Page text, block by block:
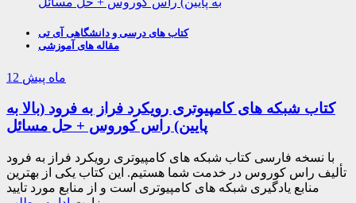
کتاب های درسی و دانشگاهی آی تی
مقاله های آموزشی
12 ماه پیش
کتاب شبکه های کامپیوتری رویکرد فراز به فرود (بالا به
پایین) راس کوروس + حل مسائل
با نسخه فارسی کتاب شبکه های کامپیوتری رویکرد فراز به فرود
تألیف راس کوروس در خدمت شما هستیم. این کتاب یکی از بهترین
منابع یادگیری شبکه های کامپیوتری است و از منابع مورد تایید